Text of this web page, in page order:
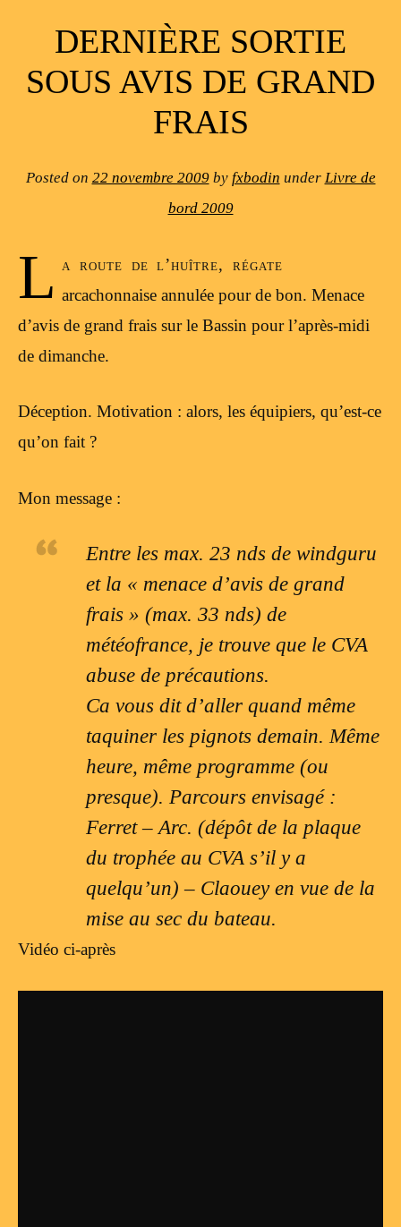
DERNIÈRE SORTIE
SOUS AVIS DE GRAND
FRAIS
Posted on 22 novembre 2009by fxbodin under Livre de
bord 2009
L a route de l’huître, régate
arcachonnaise annulée pour de bon. Menace
d’avis de grand frais sur le Bassin pour l’après-midi
de dimanche.
Déception. Motivation : alors, les équipiers, qu’est-ce
qu’on fait ?
Mon message :
Entre les max. 23 nds de windguru
et la « menace d’avis de grand
frais » (max. 33 nds) de
météofrance, je trouve que le CVA
abuse de précautions.
Ca vous dit d’aller quand même
taquiner les pignots demain. Même
heure, même programme (ou
presque). Parcours envisagé :
Ferret – Arc. (dépôt de la plaque
du trophée au CVA s’il y a
quelqu’un) – Claouey en vue de la
mise au sec du bateau.
Vidéo ci-après